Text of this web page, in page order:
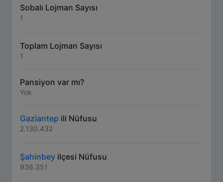
Sobalı Lojman Sayısı
1
Toplam Lojman Sayısı
1
Pansiyon var mı?
Yok
Gaziantep ili Nüfusu
2.130.432
Şahinbey ilçesi Nüfusu
936.351